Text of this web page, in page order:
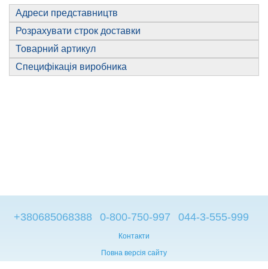
Адреси представництв
Розрахувати строк доставки
Товарний артикул
Специфікація виробника
+380685068388 0-800-750-997 044-3-555-999
Контакти
Повна версія сайту